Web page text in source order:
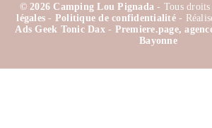
© 2026 Camping Lou Pignada - Tous droits
légales- Politique de confidentialité-
Ads Geek Tonic Dax- Premiere.page,
Bayonne